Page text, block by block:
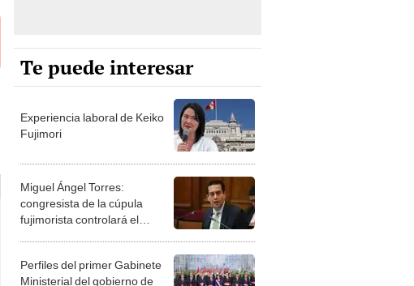
Te puede interesar
Experiencia laboral de Keiko
Fujimori
Miguel Ángel Torres:
congresista de la cúpula
fujimorista controlará el
Perfiles del primer Gabinete
Ministerial del gobierno de